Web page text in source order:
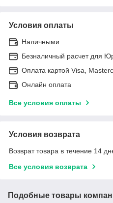
Условия оплаты
Наличными
Безналичный расчет для
Оплата картой Visa,
Онлайн оплата
Все условия оплаты
Условия возврата
Возврат товара в течение 14
Все условия возврата
Подобные товары